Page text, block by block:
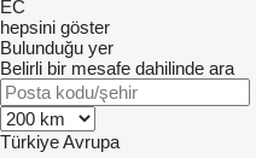
EC
hepsini göster
Bulunduğu yer
Belirli bir mesafe dahilinde ara
TürkiyeAvrupa